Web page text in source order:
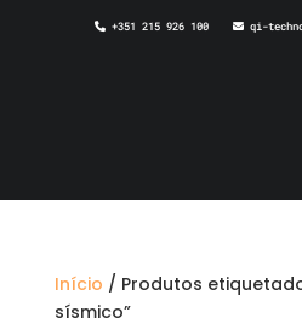
+351 215 926 100 qi-
Início / Produtos
sísmico”